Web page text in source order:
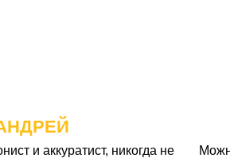
и аккуратист, никогда не